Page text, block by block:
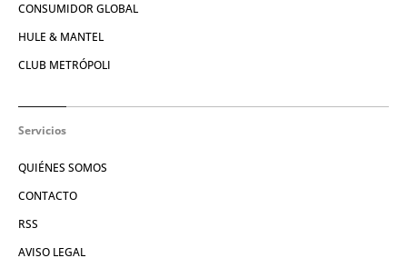
CONSUMIDOR GLOBAL
HULE & MANTEL
CLUB METRÓPOLI
Servicios
QUIÉNES SOMOS
CONTACTO
RSS
AVISO LEGAL